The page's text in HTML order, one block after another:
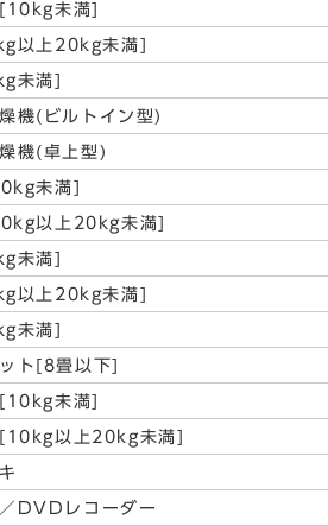
未満]
以上20kg未満]
未満]
機(ビルトイン型)
機(卓上型)
未満]
以上20kg未満]
未満]
以上20kg未満]
未満]
ト[8畳以下]
未満]
以上20kg未満]
DVDレコーダー